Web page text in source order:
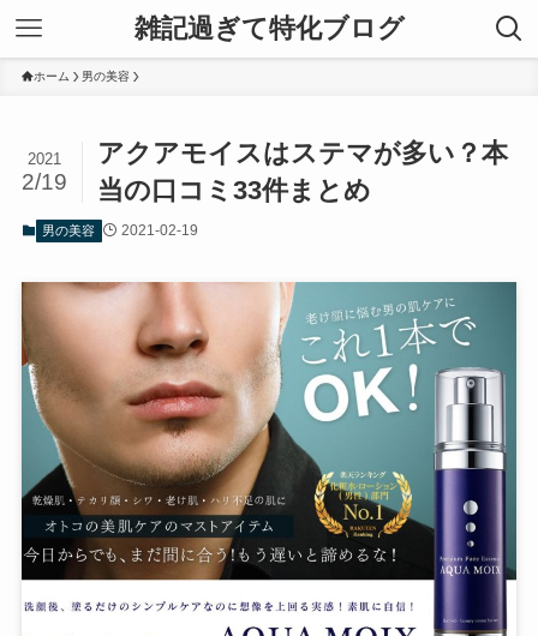
雑記過ぎて特化ブログ
ホーム 男の美容
アクアモイスはステマが多い？本
当の口コミ33件まとめ
2021
2/19
男の美容 2021-02-19